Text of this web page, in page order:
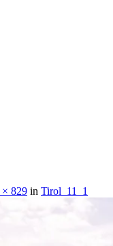
× 829 in Tirol_11_1